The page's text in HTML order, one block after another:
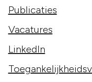
Publicaties
Vacatures
LinkedIn